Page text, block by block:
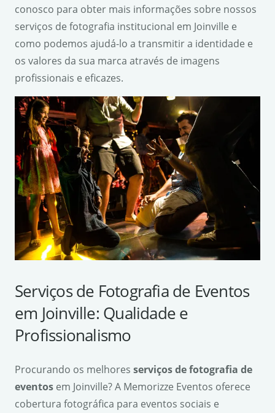
conosco para obter mais informações sobre nossos
serviços de fotografia institucional em Joinville e
como podemos ajudá-lo a transmitir a identidade e
os valores da sua marca através de imagens
profissionais e eficazes.
Serviços de Fotografia de Eventos
em Joinville: Qualidade e
Profissionalismo
Procurando os melhores serviços de fotografia de
eventos em Joinville? A Memorizze Eventos oferece
cobertura fotográfica para eventos sociais e